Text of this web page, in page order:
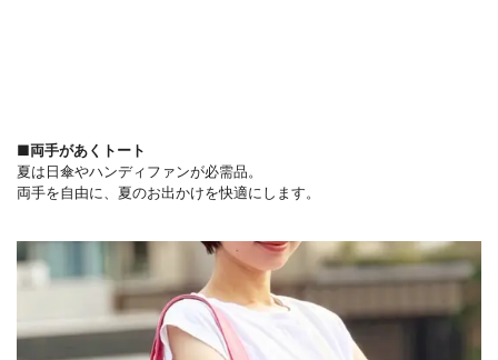
■両手があくトート
夏は日傘やハンディファンが必需品。
両手を自由に、夏のお出かけを快適にします。